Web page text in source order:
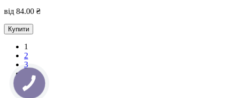
від 84.00 ₴
Купити
1
2
3